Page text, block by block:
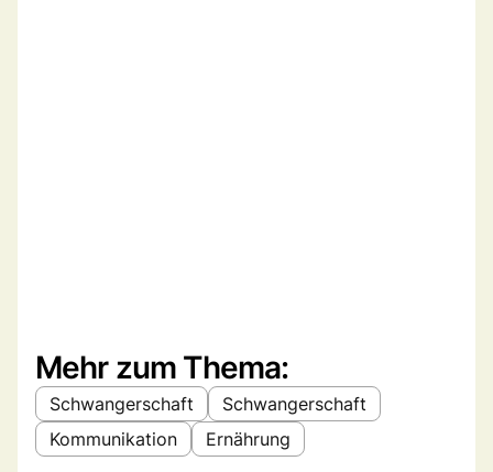
Mehr zum Thema:
Schwangerschaft
Schwangerschaft
Kommunikation
Ernährung